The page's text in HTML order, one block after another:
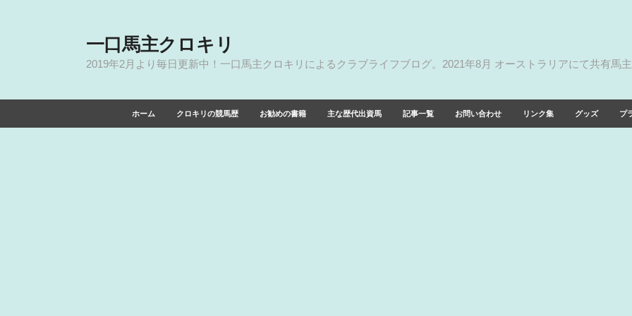
一口馬主クロキリ
2019年2月より毎日更新中！一口馬主クロキリによるクラブライフブログ。2021年8月 オーストラリアにて共有馬主
ホーム クロキリの競馬歴 お勧めの書籍 主な歴代出資馬 記事一覧 お問い合わせ リンク集 グッズ プ